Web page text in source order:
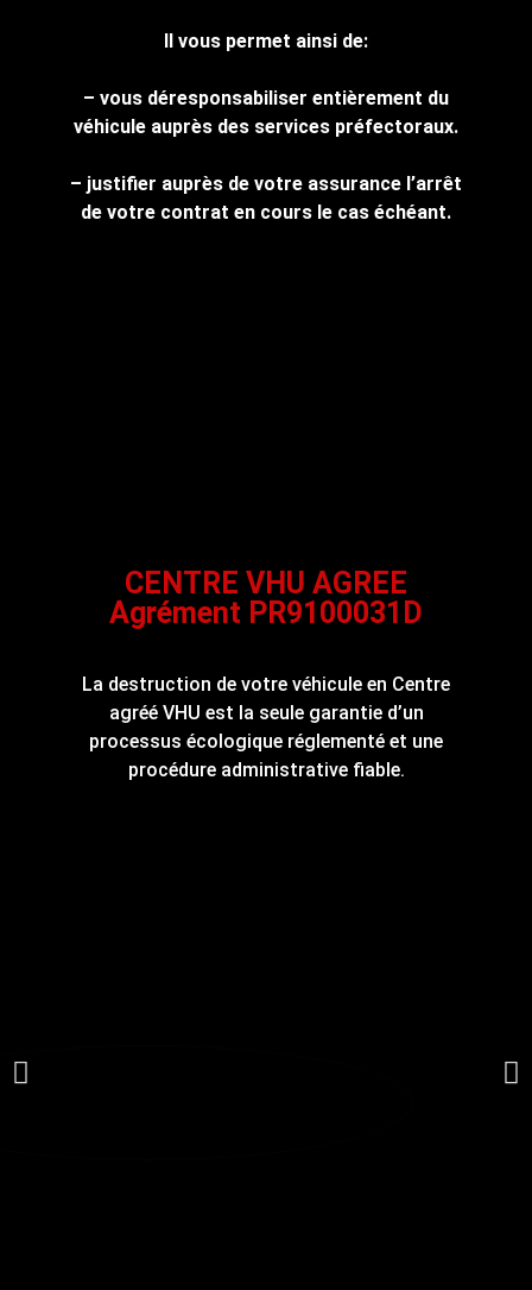
Il vous permet ainsi de:
– vous déresponsabiliser entièrement du
véhicule auprès des services préfectoraux.
– justifier auprès de votre assurance l’arrêt
de votre contrat en cours le cas échéant.
CENTRE VHU AGREE
Agrément PR9100031D
La destruction de votre véhicule en Centre
agréé VHU est la seule garantie d’un
processus écologique réglementé et une
procédure administrative fiable.